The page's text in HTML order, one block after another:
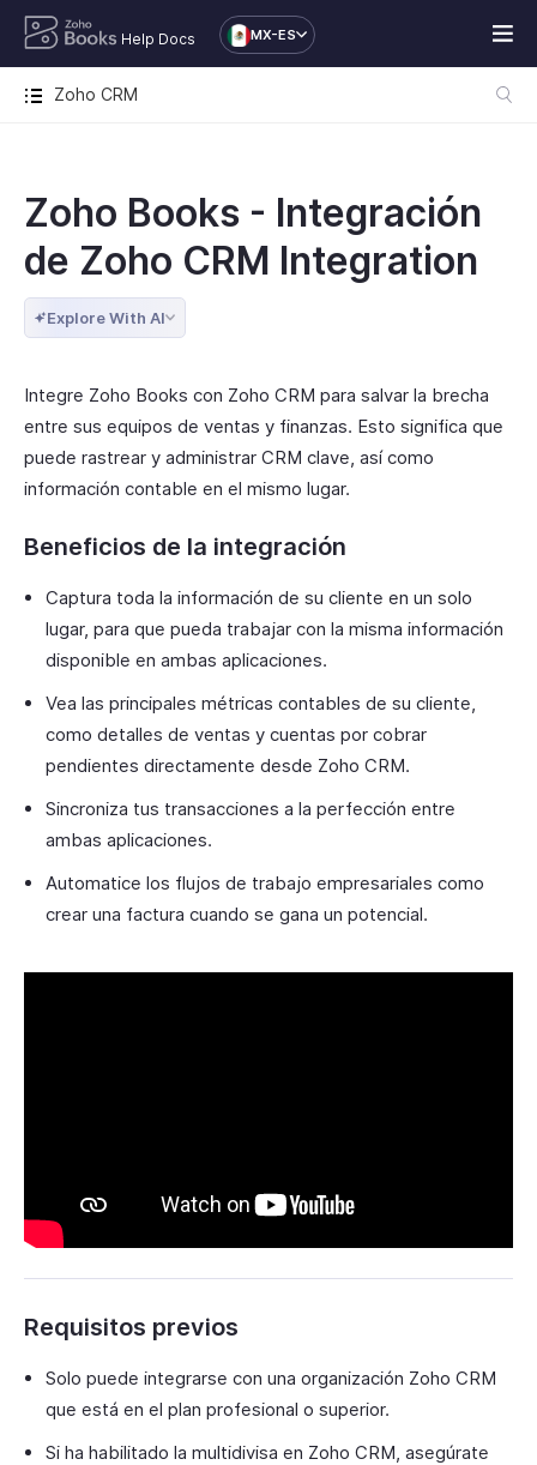
Help Docs MX-ES
Zoho CRM
Zoho Books - Integración
de Zoho CRM Integration
Explore With AI
Integre Zoho Books con Zoho CRM para salvar la brecha
entre sus equipos de ventas y finanzas. Esto significa que
puede rastrear y administrar CRM clave, así como
información contable en el mismo lugar.
Beneficios de la integración
Captura toda la información de su cliente en un solo
lugar, para que pueda trabajar con la misma información
disponible en ambas aplicaciones.
Vea las principales métricas contables de su cliente,
como detalles de ventas y cuentas por cobrar
pendientes directamente desde Zoho CRM.
Sincroniza tus transacciones a la perfección entre
ambas aplicaciones.
Automatice los flujos de trabajo empresariales como
crear una factura cuando se gana un potencial.
Requisitos previos
Solo puede integrarse con una organización Zoho CRM
que está en el plan profesional o superior.
Si ha habilitado la multidivisa en Zoho CRM, asegúrate